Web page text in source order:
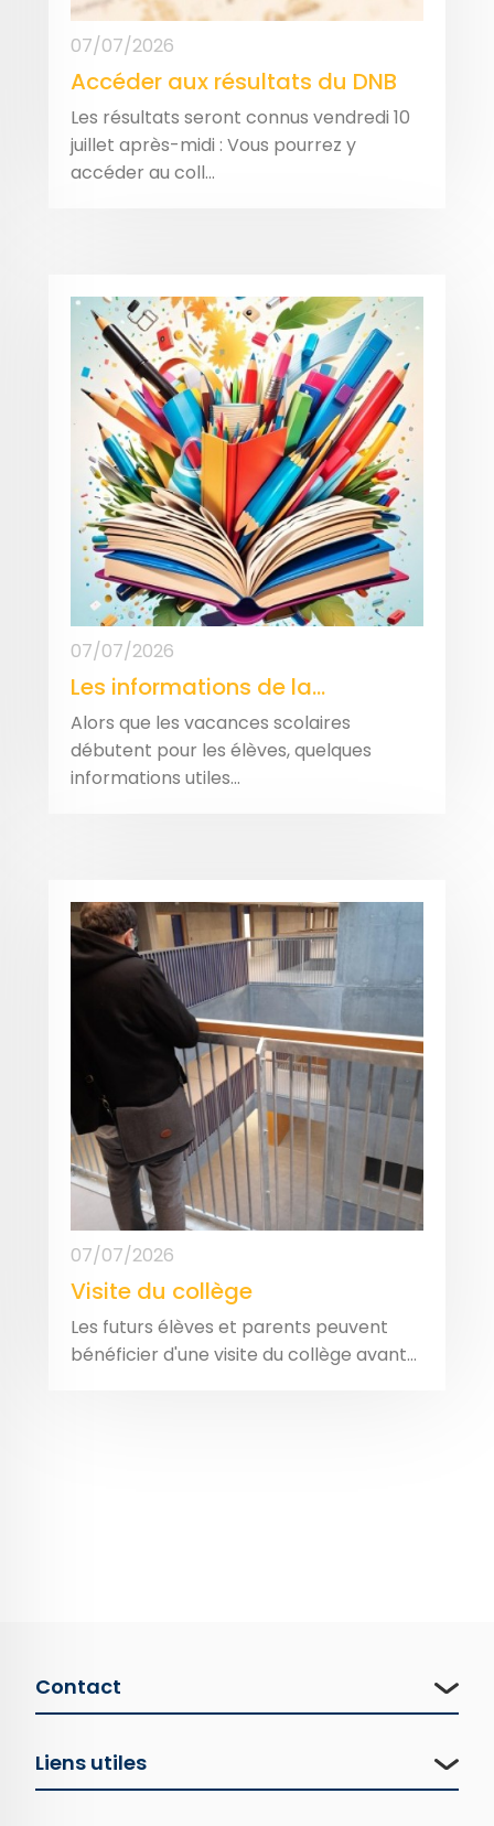
07/07/2026
Accéder aux résultats du DNB
Les résultats seront connus vendredi 10
juillet après-midi : Vous pourrez y
accéder au coll...
07/07/2026
Les informations de la...
Alors que les vacances scolaires
débutent pour les élèves, quelques
informations utiles...
07/07/2026
Visite du collège
Les futurs élèves et parents peuvent
bénéficier d'une visite du collège avant...
Contact
Liens utiles